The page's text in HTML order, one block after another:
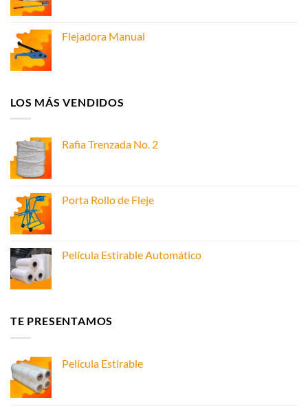
Flejadora Manual
LOS MÁS VENDIDOS
Rafia Trenzada No. 2
Porta Rollo de Fleje
Película Estirable Automático
TE PRESENTAMOS
Película Estirable